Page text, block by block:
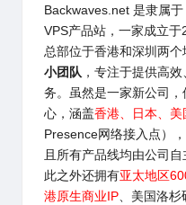
Backwaves.net 是隶属于
VPS产品站，一家成立
总部位于香港和深圳两
小团队 ，专注于提供高
务。虽然是一家新公司，
心，涵盖香港、日本、美
Presence网络接入点）
且所有产品线均由公司
此之外还拥有亚太地区
港原生商业IP、美国洛杉